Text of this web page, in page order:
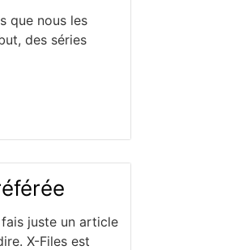
que nous les
des séries
juste un article
X-Files est